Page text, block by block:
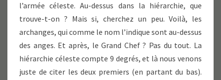
l’armée céleste. Au-dessus dans la hiérarchie, que
trouve-t-on ? Mais si, cherchez un peu. Voilà, les
archanges, qui comme le nom l’indique sont au-dessus
des anges. Et après, le Grand Chef ? Pas du tout. La
hiérarchie céleste compte 9 degrés, et là nous venons
juste de citer les deux premiers (en partant du bas).